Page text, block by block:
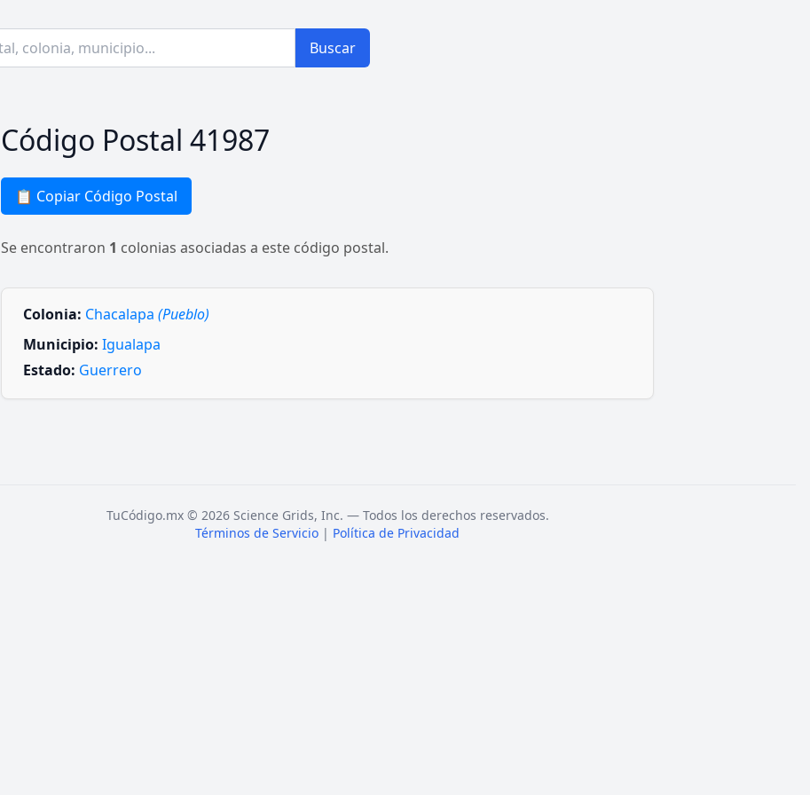
Buscar
Código Postal 41987
📋 Copiar Código Postal
Se encontraron 1 colonias asociadas a este código postal.
Colonia: Chacalapa (Pueblo)
Municipio: Igualapa
Estado: Guerrero
TuCódigo.mx © 2026 Science Grids, Inc. — Todos los derechos reservados.
Términos de Servicio | Política de Privacidad